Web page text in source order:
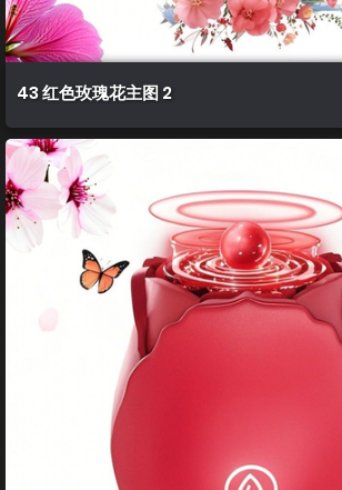
43 红色玫瑰花主图 2